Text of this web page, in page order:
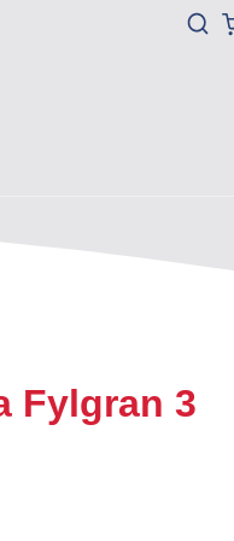
Fylgran 3